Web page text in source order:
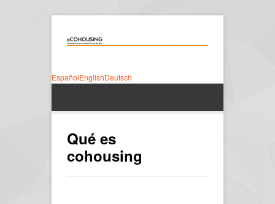
EspañolEnglishDeutsch
Qué es
cohousing